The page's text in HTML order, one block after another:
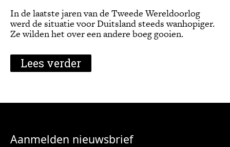
In de laatste jaren van de Tweede Wereldoorlog
werd de situatie voor Duitsland steeds wanhopiger.
Ze wilden het over een andere boeg gooien.
Lees verder
Aanmelden nieuwsbrief